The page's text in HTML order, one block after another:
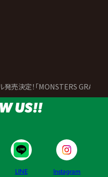
発売決定！「MONSTERS
US!!
LINE Instagram